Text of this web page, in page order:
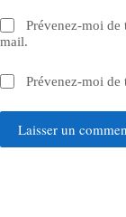
Prévenez-moi de
mail.
Prévenez-moi de
Laisser un